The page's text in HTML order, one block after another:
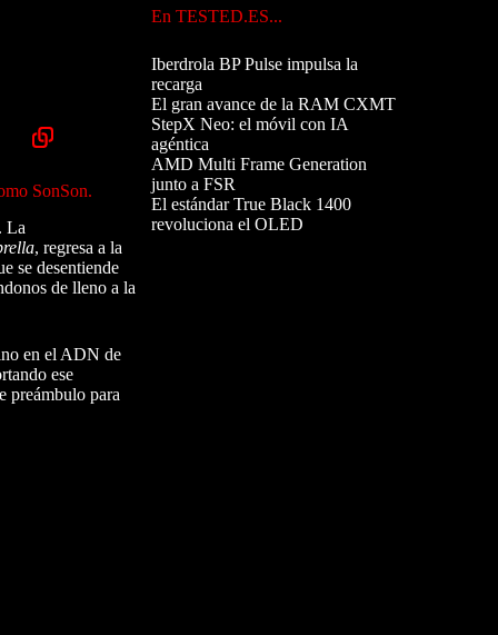
SonSon.
La
, regresa a la
se desentiende
de lleno a la
en el ADN de
ese
preámbulo para
En TESTED.ES...
Iberdrola BP Pulse impulsa la
recarga
El gran avance de la RAM CXMT
StepX Neo: el móvil con IA
agéntica
AMD Multi Frame Generation
junto a FSR
El estándar True Black 1400
revoluciona el OLED